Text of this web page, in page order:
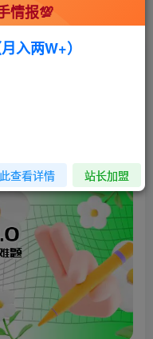
售法，全方位解
213 12
情报💯
入两W+）
查看详情 站长加盟